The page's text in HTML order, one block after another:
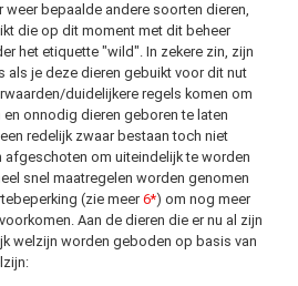
weer bepaalde andere soorten dieren,
die op dit moment met dit beheer
het etiquette "wild". In zekere zin, zijn
als je deze dieren gebuikt voor dit nut
duidelijkere regels komen om
onnodig dieren geboren te laten
redelijk zwaar bestaan toch niet
om uiteindelijk te worden
snel maatregelen worden genomen
(zie meer 6*) om nog meer
Aan de dieren die er nu al zijn
welzijn worden geboden op basis van